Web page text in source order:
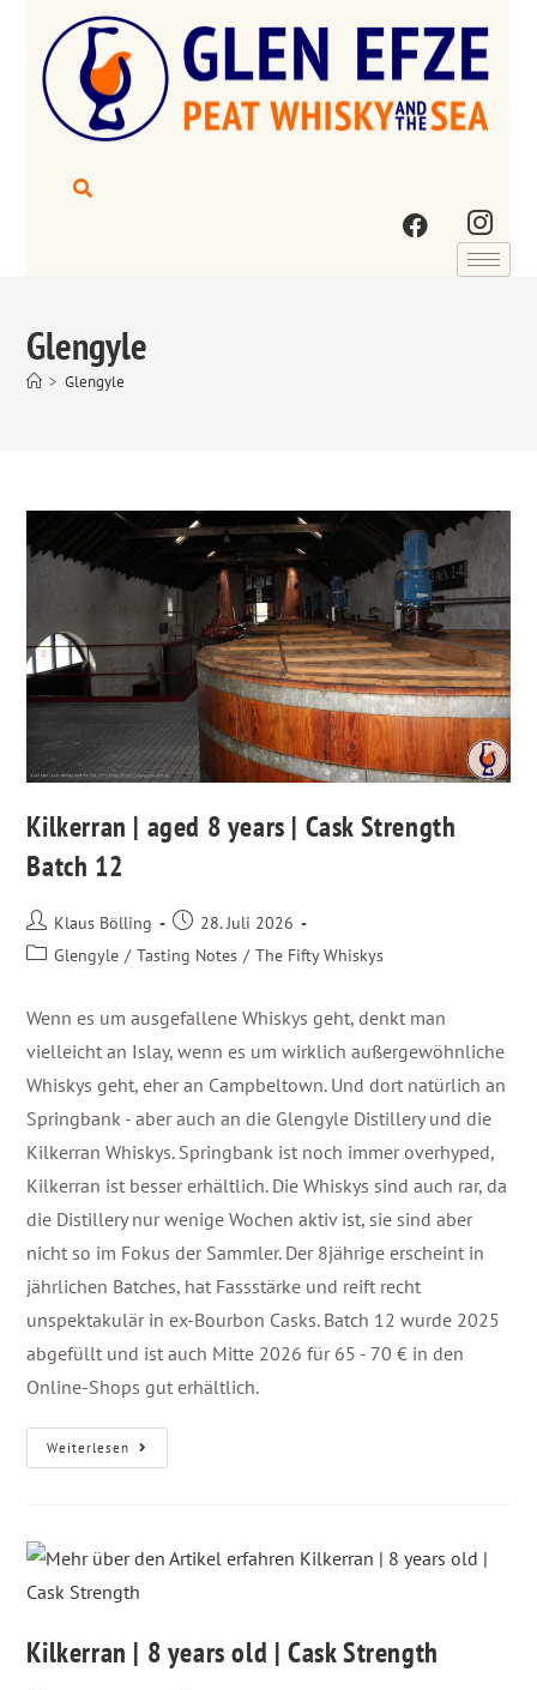
Glengyle
> Glengyle
Kilkerran | aged 8 years | Cask Strength
Batch 12
Klaus Bölling
28. Juli 2026
Glengyle / Tasting Notes / The Fifty Whiskys
Wenn es um ausgefallene Whiskys geht, denkt man
vielleicht an Islay, wenn es um wirklich außergewöhnliche
Whiskys geht, eher an Campbeltown. Und dort natürlich an
Springbank - aber auch an die Glengyle Distillery und die
Kilkerran Whiskys. Springbank ist noch immer overhyped,
Kilkerran ist besser erhältlich. Die Whiskys sind auch rar, da
die Distillery nur wenige Wochen aktiv ist, sie sind aber
nicht so im Fokus der Sammler. Der 8jährige erscheint in
jährlichen Batches, hat Fassstärke und reift recht
unspektakulär in ex-Bourbon Casks. Batch 12 wurde 2025
abgefüllt und ist auch Mitte 2026 für 65 - 70 € in den
Online-Shops gut erhältlich.
Weiterlesen
Kilkerran | 8 years old | Cask Strength